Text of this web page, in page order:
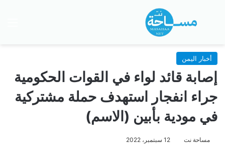
بحث عن
أخبار اليمن
إصابة قائد لواء في القوات الحكومية
جراء انفجار استهدف حملة مشتركية
في مودية بأبين (الاسم)
مساحة نت 12 سبتمبر، 2022